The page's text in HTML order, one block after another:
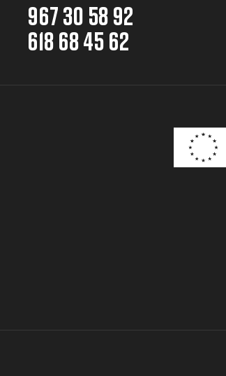
967 30 58 92
618 68 45 62